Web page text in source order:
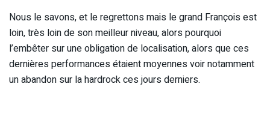
Nous le savons, et le regrettons mais le grand François est
loin, très loin de son meilleur niveau, alors pourquoi
l’embêter sur une obligation de localisation, alors que ces
dernières performances étaient moyennes voir notamment
un abandon sur la hardrock ces jours derniers.